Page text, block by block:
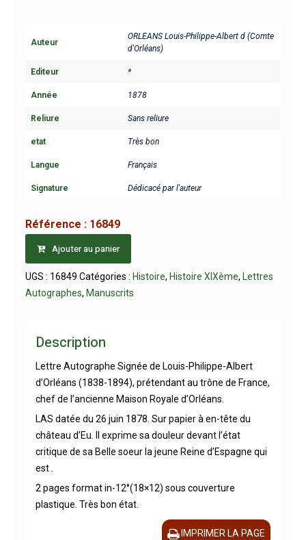
Auteur
ORLEANS Louis-Philippe-Albert d (Comte
d'Orléans)
Editeur *
Année 1878
Reliure Sans reliure
etat Très bon
Langue Français
Signature Dédicacé par l'auteur
Référence : 16849
Ajouter au panier
UGS : 16849 Catégories : Histoire, Histoire XIXème, Lettres
Autographes, Manuscrits
Description
Lettre Autographe Signée de Louis-Philippe-Albert
d’Orléans (1838-1894), prétendant au trône de France,
chef de l’ancienne Maison Royale d’Orléans.
LAS datée du 26 juin 1878. Sur papier à en-tête du
château d’Eu. Il exprime sa douleur devant l’état
critique de sa Belle soeur la jeune Reine d’Espagne qui
est .
2 pages format in-12°(18×12) sous couverture
plastique. Très bon état.
IMPRIMER LA PAGE